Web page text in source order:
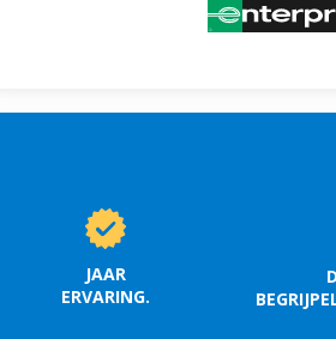
JAAR
ERVARING.